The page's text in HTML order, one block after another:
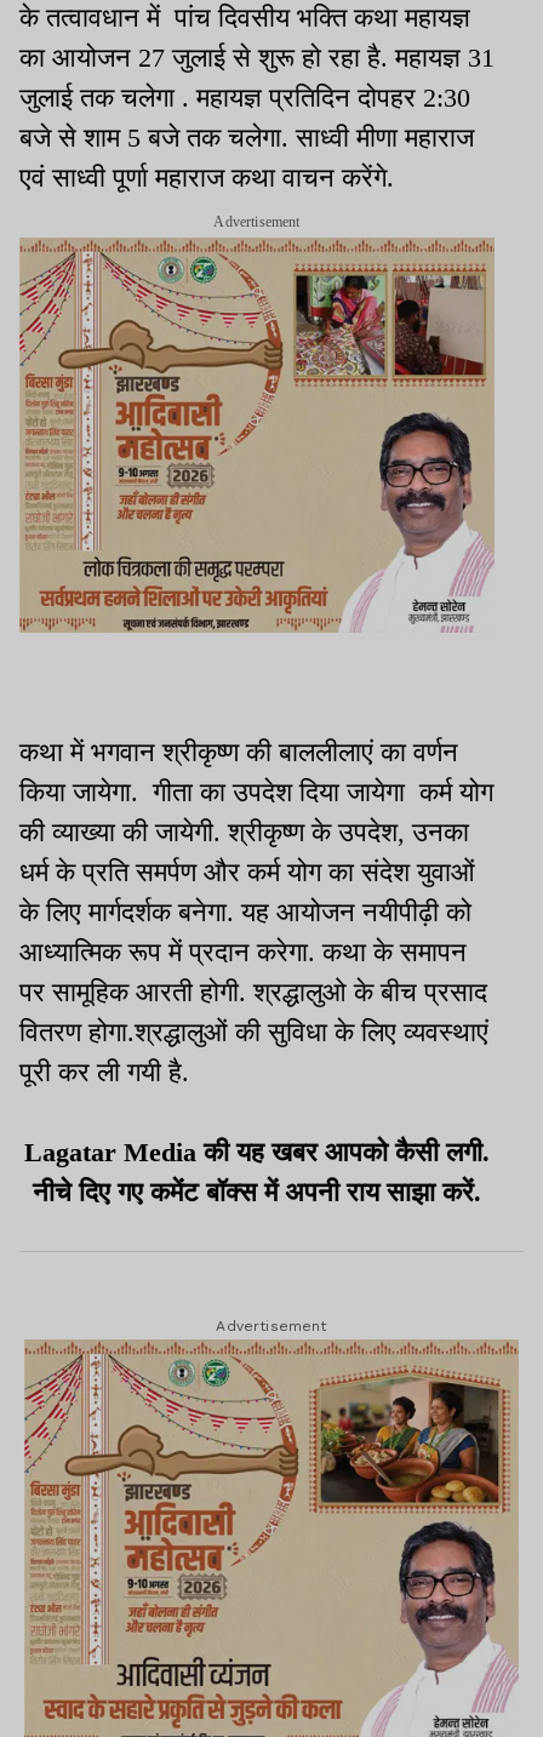
के तत्वावधान में पांच दिवसीय भक्ति कथा महायज्ञ
का आयोजन 27 जुलाई से शुरू हो रहा है. महायज्ञ 31
जुलाई तक चलेगा . महायज्ञ प्रतिदिन दोपहर 2:30
बजे से शाम 5 बजे तक चलेगा. साध्वी मीणा महाराज
एवं साध्वी पूर्णा महाराज कथा वाचन करेंगे.
Advertisement
कथा में भगवान श्रीकृष्ण की बाललीलाएं का वर्णन
किया जायेगा. गीता का उपदेश दिया जायेगा कर्म योग
की व्याख्या की जायेगी. श्रीकृष्ण के उपदेश, उनका
धर्म के प्रति समर्पण और कर्म योग का संदेश युवाओं
के लिए मार्गदर्शक बनेगा. यह आयोजन नयीपीढ़ी को
आध्यात्मिक रूप में प्रदान करेगा. कथा के समापन
पर सामूहिक आरती होगी. श्रद्धालुओ के बीच प्रसाद
वितरण होगा.श्रद्धालुओं की सुविधा के लिए व्यवस्थाएं
पूरी कर ली गयी है.
Lagatar Media की यह खबर आपको कैसी लगी.
नीचे दिए गए कमेंट बॉक्स में अपनी राय साझा करें.
Advertisement